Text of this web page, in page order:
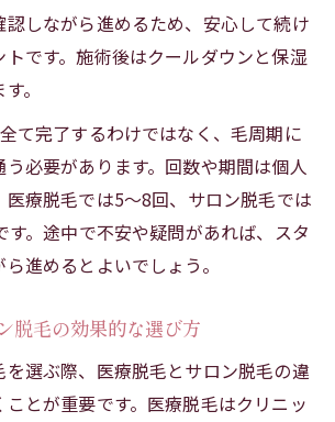
しながら進めるため、安心して続け
トです。施術後はクールダウンと保湿
。
て完了するわけではなく、毛周期に
必要があります。回数や期間は個人
療脱毛では5〜8回、サロン脱毛では
す。途中で不安や疑問があれば、スタ
進めるとよいでしょう。
脱毛の効果的な選び方
選ぶ際、医療脱毛とサロン脱毛の違
とが重要です。医療脱毛はクリニッ